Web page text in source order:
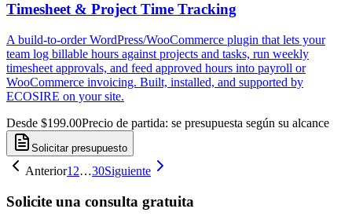
Timesheet & Project Time Tracking
A build-to-order WordPress/WooCommerce plugin that lets your
team log billable hours against projects and tasks, run weekly
timesheet approvals, and feed approved hours into payroll or
WooCommerce invoicing. Built, installed, and supported by
ECOSIRE on your site.
Desde $199.00Precio de partida: se presupuesta según su alcance
Solicitar presupuesto
Anterior1 2…30Siguiente
Solicite una consulta gratuita